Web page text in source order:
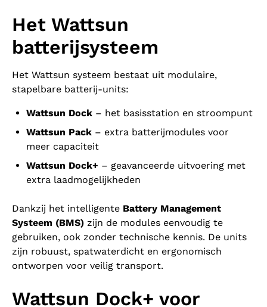
Het Wattsun
batterijsysteem
Het Wattsun systeem bestaat uit modulaire,
stapelbare batterij-units:
Wattsun Dock – het basisstation en stroompunt
Wattsun Pack – extra batterijmodules voor
meer capaciteit
Wattsun Dock+ – geavanceerde uitvoering met
extra laadmogelijkheden
Dankzij het intelligente Battery Management
Systeem (BMS) zijn de modules eenvoudig te
gebruiken, ook zonder technische kennis. De units
zijn robuust, spatwaterdicht en ergonomisch
ontworpen voor veilig transport.
Wattsun Dock+ voor